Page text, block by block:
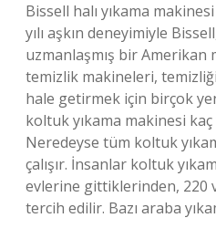
Bissell halı yıkama
yılı aşkın deneyimiyle
uzmanlaşmış bir Amerikan
temizlik makineleri,
hale getirmek için birçok
koltuk yıkama makinesi
Neredeyse tüm koltuk
çalışır. İnsanlar koltuk
evlerine gittiklerinden, 220
tercih edilir. Bazı araba